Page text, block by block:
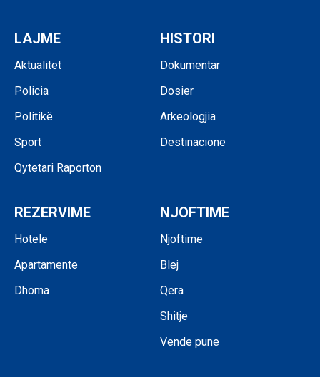
LAJME
Aktualitet
Policia
Politikë
Sport
Qytetari Raporton
HISTORI
Dokumentar
Dosier
Arkeologjia
Destinacione
REZERVIME
Hotele
Apartamente
Dhoma
NJOFTIME
Njoftime
Blej
Qera
Shitje
Vende pune